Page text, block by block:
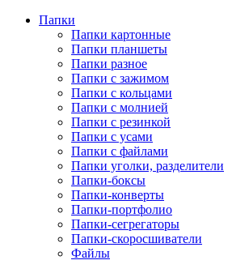
Папки
Папки картонные
Папки планшеты
Папки разное
Папки с зажимом
Папки с кольцами
Папки с молнией
Папки с резинкой
Папки с усами
Папки с файлами
Папки уголки, разделители
Папки-боксы
Папки-конверты
Папки-портфолио
Папки-сегрегаторы
Папки-скоросшиватели
Файлы